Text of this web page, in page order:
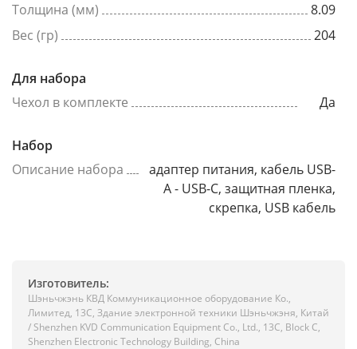
Толщина (мм)
8.09
Вес (гр)
204
Для набора
Чехол в комплекте
Да
Набор
Описание набора
адаптер питания, кабель USB-
A - USB-C, защитная пленка,
скрепка, USB кабель
Изготовитель:
Шэньчжэнь КВД Коммуникационное оборудование Ко.,
Лимитед, 13C, Здание электронной техники Шэньчжэня, Китай
/ Shenzhen KVD Communication Equipment Co., Ltd., 13C, Block C,
Shenzhen Electronic Technology Building, China